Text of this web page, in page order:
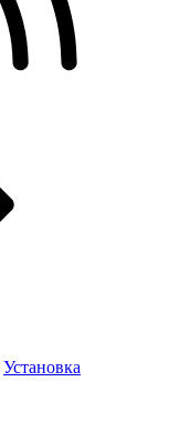
Установка